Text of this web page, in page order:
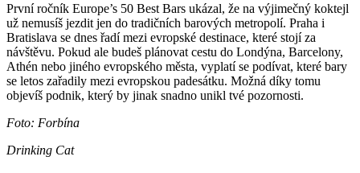
První ročník Europe’s 50 Best Bars ukázal, že na výjimečný koktejl
už nemusíš jezdit jen do tradičních barových metropolí. Praha i
Bratislava se dnes řadí mezi evropské destinace, které stojí za
návštěvu. Pokud ale budeš plánovat cestu do Londýna, Barcelony,
Athén nebo jiného evropského města, vyplatí se podívat, které bary
se letos zařadily mezi evropskou padesátku. Možná díky tomu
objevíš podnik, který by jinak snadno unikl tvé pozornosti.
Foto: Forbína
Drinking Cat